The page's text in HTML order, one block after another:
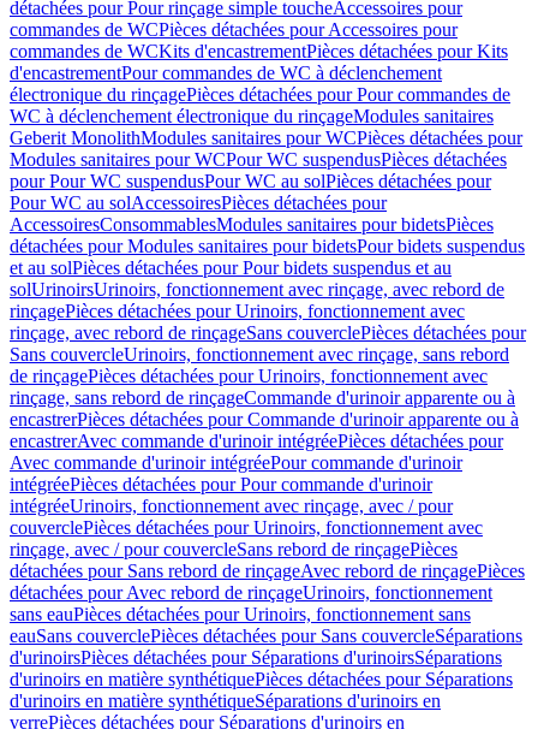
détachées pour Pour rinçage simple toucheAccessoires pour
commandes de WCPièces détachées pour Accessoires pour
commandes de WCKits d'encastrementPièces détachées pour Kits
d'encastrementPour commandes de WC à déclenchement
électronique du rinçagePièces détachées pour Pour commandes de
WC à déclenchement électronique du rinçageModules sanitaires
Geberit MonolithModules sanitaires pour WCPièces détachées pour
Modules sanitaires pour WCPour WC suspendusPièces détachées
pour Pour WC suspendusPour WC au solPièces détachées pour
Pour WC au solAccessoiresPièces détachées pour
AccessoiresConsommablesModules sanitaires pour bidetsPièces
détachées pour Modules sanitaires pour bidetsPour bidets suspendus
et au solPièces détachées pour Pour bidets suspendus et au
solUrinoirsUrinoirs, fonctionnement avec rinçage, avec rebord de
rinçagePièces détachées pour Urinoirs, fonctionnement avec
rinçage, avec rebord de rinçageSans couverclePièces détachées pour
Sans couvercleUrinoirs, fonctionnement avec rinçage, sans rebord
de rinçagePièces détachées pour Urinoirs, fonctionnement avec
rinçage, sans rebord de rinçageCommande d'urinoir apparente ou à
encastrerPièces détachées pour Commande d'urinoir apparente ou à
encastrerAvec commande d'urinoir intégréePièces détachées pour
Avec commande d'urinoir intégréePour commande d'urinoir
intégréePièces détachées pour Pour commande d'urinoir
intégréeUrinoirs, fonctionnement avec rinçage, avec / pour
couverclePièces détachées pour Urinoirs, fonctionnement avec
rinçage, avec / pour couvercleSans rebord de rinçagePièces
détachées pour Sans rebord de rinçageAvec rebord de rinçagePièces
détachées pour Avec rebord de rinçageUrinoirs, fonctionnement
sans eauPièces détachées pour Urinoirs, fonctionnement sans
eauSans couverclePièces détachées pour Sans couvercleSéparations
d'urinoirsPièces détachées pour Séparations d'urinoirsSéparations
d'urinoirs en matière synthétiquePièces détachées pour Séparations
d'urinoirs en matière synthétiqueSéparations d'urinoirs en
verrePièces détachées pour Séparations d'urinoirs en